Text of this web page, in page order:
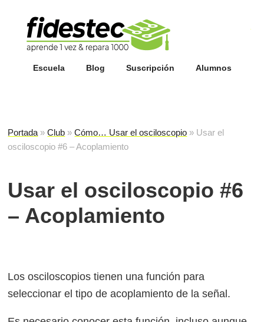
Escuela Blog Suscripción Alumnos
Portada »Club »Cómo… Usar el osciloscopio » Usar el
osciloscopio #6 – Acoplamiento
Usar el osciloscopio #6
– Acoplamiento
Los osciloscopios tienen una función para
seleccionar el tipo de acoplamiento de la señal.